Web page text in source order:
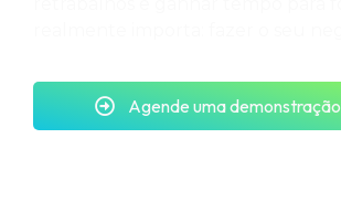
Agende uma demonstração